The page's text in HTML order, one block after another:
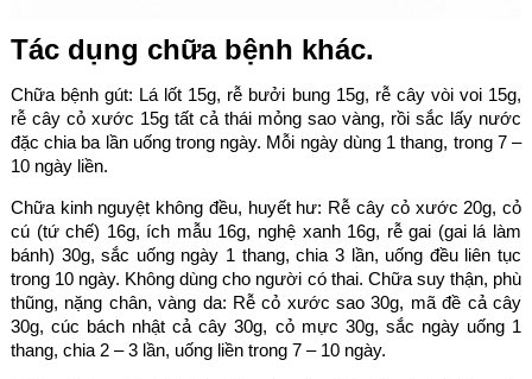
Tác dụng chữa bệnh khác.
Chữa bệnh gút: Lá lốt 15g, rễ bưởi bung 15g, rễ cây vòi voi 15g,
rễ cây cỏ xước 15g tất cả thái mỏng sao vàng, rồi sắc lấy nước
đặc chia ba lần uống trong ngày. Mỗi ngày dùng 1 thang, trong 7 –
10 ngày liền.
Chữa kinh nguyệt không đều, huyết hư: Rễ cây cỏ xước 20g, cỏ
cú (tứ chế) 16g, ích mẫu 16g, nghệ xanh 16g, rễ gai (gai lá làm
bánh) 30g, sắc uống ngày 1 thang, chia 3 lần, uống đều liên tục
trong 10 ngày. Không dùng cho người có thai. Chữa suy thận, phù
thũng, nặng chân, vàng da: Rễ cỏ xước sao 30g, mã đề cả cây
30g, cúc bách nhật cả cây 30g, cỏ mực 30g, sắc ngày uống 1
thang, chia 2 – 3 lần, uống liền trong 7 – 10 ngày.